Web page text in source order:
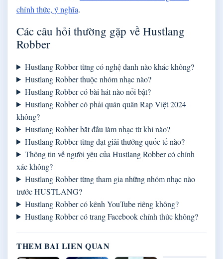
chính thức, ý nghĩa.
Các câu hỏi thường gặp về Hustlang
Robber
Hustlang Robber từng có nghệ danh nào khác không?
Hustlang Robber thuộc nhóm nhạc nào?
Hustlang Robber có bài hát nào nổi bật?
Hustlang Robber có phải quán quân Rap Việt 2024
không?
Hustlang Robber bắt đầu làm nhạc từ khi nào?
Hustlang Robber từng đạt giải thưởng quốc tế nào?
Thông tin về người yêu của Hustlang Robber có chính
xác không?
Hustlang Robber từng tham gia những nhóm nhạc nào
trước HUSTLANG?
Hustlang Robber có kênh YouTube riêng không?
Hustlang Robber có trang Facebook chính thức không?
THEM BAI LIEN QUAN